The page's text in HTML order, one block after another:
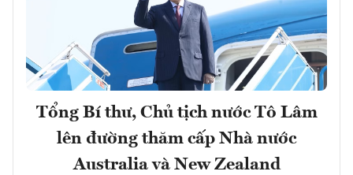
Tổng Bí thư, Chủ tịch nước Tô Lâm
lên đường thăm cấp Nhà nước
Australia và New Zealand